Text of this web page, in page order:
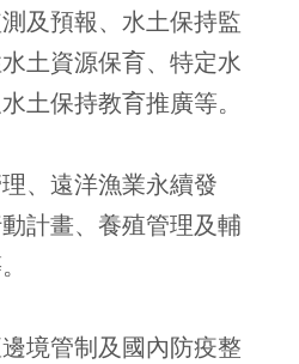
及預報、水土保持監
土資源保育、特定水
土保持教育推廣等。
、遠洋漁業永續發
計畫、養殖管理及輔
境管制及國內防疫整